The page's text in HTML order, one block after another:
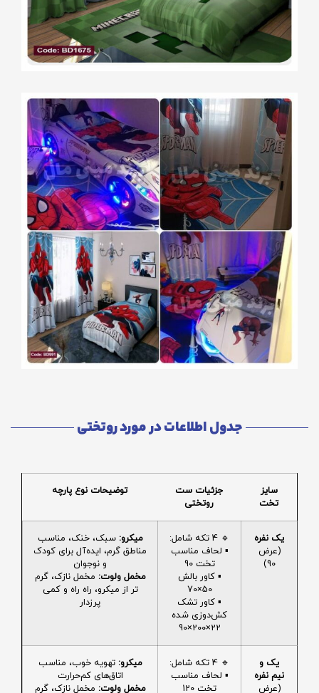
جدول اطلاعات در مورد روتختی
سایز
تخت
جزئیات ست
روتختی
توضیحات نوع پارچه
یک نفره
(عرض
90)
🔹 4 تکه شامل:
▪️ لحاف مناسب
تخت 90
▪️ کاور بالش
50×70
▪️ کاور تشک
کش‌دوزی شده
22×200×90
میکرو: سبک، خنک، مناسب
مناطق گرم، ایده‌آل برای کودک
و نوجوان
مخمل ولوت: مخمل نازک، گرم
تر از میکرو، راه راه و کمی
پرزدار
یک و
نیم نفره
(عرض
🔹 4 تکه شامل:
▪️ لحاف مناسب
تخت 120
میکرو: تهویه خوب، مناسب
اتاق‌های کم‌حرارت
مخمل ولوت: مخمل نازک، گرم